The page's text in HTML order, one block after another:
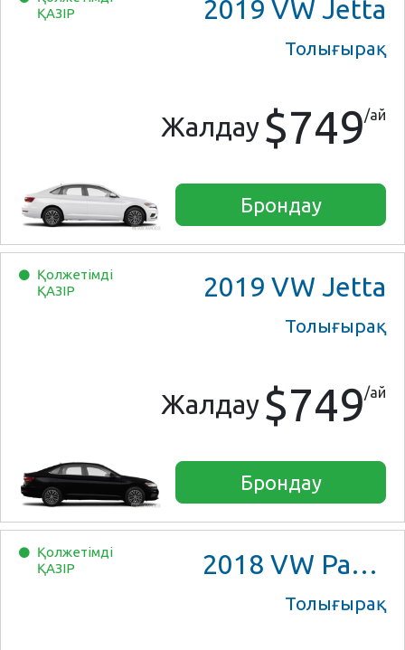
ҚАЗІР
2019 VW Jetta
Толығырақ
Жалдау $749/ай
Брондау
Қолжетімді
ҚАЗІР
2019 VW Jetta
Толығырақ
Жалдау $749/ай
Брондау
Қолжетімді
ҚАЗІР
2018 VW Passat
Толығырақ